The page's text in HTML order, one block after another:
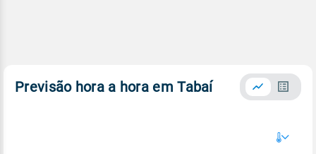
Previsão hora a hora em Tabaí